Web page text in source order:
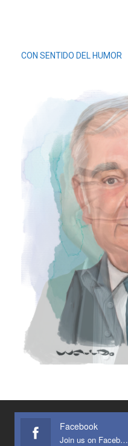
CON SENTIDO DEL HUMOR
Facebook
Join us on Facebook